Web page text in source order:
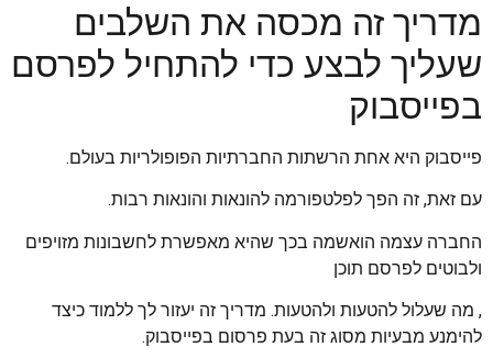
מדריך זה מכסה את השלבים
שעליך לבצע כדי להתחיל לפרסם
בפייסבוק
פייסבוק היא אחת הרשתות החברתיות הפופולריות בעולם.
עם זאת, זה הפך לפלטפורמה להונאות והונאות רבות.
החברה עצמה הואשמה בכך שהיא מאפשרת לחשבונות מזויפים
ולבוטים לפרסם תוכן
, מה שעלול להטעות ולהטעות. מדריך זה יעזור לך ללמוד כיצד
להימנע מבעיות מסוג זה בעת פרסום בפייסבוק.